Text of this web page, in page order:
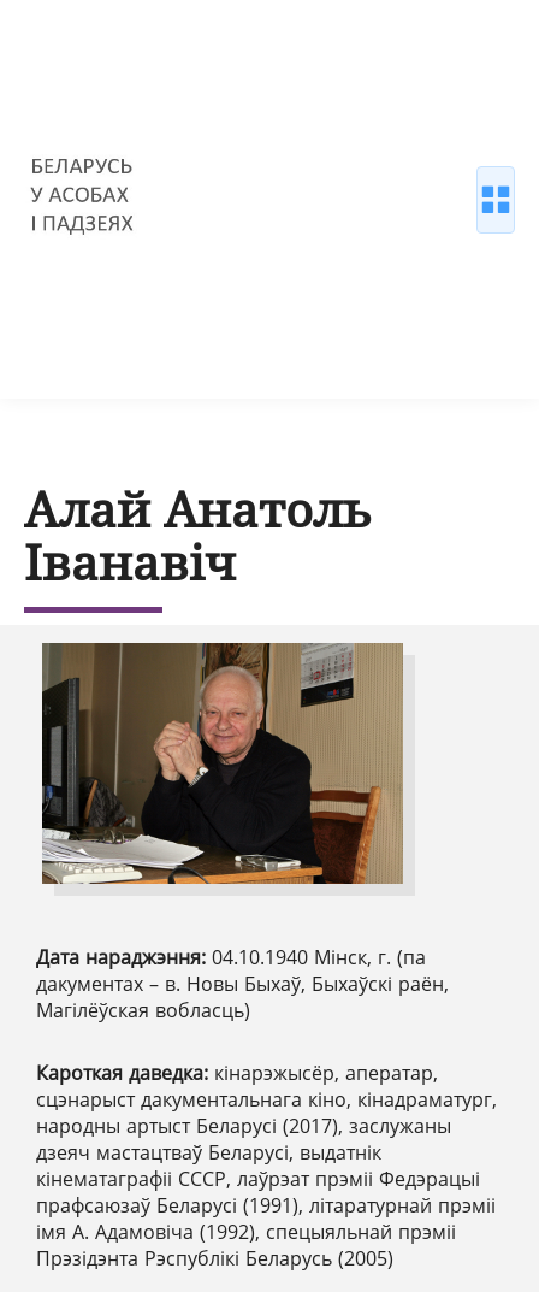
Алай Анатоль
Іванавіч
Дата нараджэння: 04.10.1940 Мінск, г. (па
дакументах – в. Новы Быхаў, Быхаўскі раён,
Магілёўская вобласць)
Кароткая даведка: кінарэжысёр, аператар,
сцэнарыст дакументальнага кіно, кінадраматург,
народны артыст Беларусі (2017), заслужаны
дзеяч мастацтваў Беларусі, выдатнік
кінематаграфіі СССР, лаўрэат прэміі Федэрацыі
прафсаюзаў Беларусі (1991), літаратурнай прэміі
імя А. Адамовіча (1992), спецыяльнай прэміі
Прэзідэнта Рэспублікі Беларусь (2005)